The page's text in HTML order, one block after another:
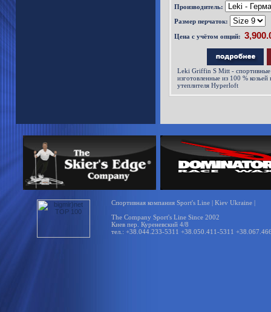
Производитель:
Размер перчаток:
Цена с учётом опций:
Leki Griffin S Mitt -
изготовленные из 100 %
утеплителя Hyperloft
Спортивная компания Sport's Line | Kiev Ukraine |
The Company Sport's Line Since 2002
Киев пер. Куреневский 4/8
тел.: +38.044.233-5311 +38.050.411-5311